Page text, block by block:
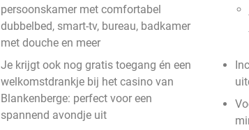
persoonskamer met comfortabel
dubbelbed, smart-tv, bureau, badkamer
met douche en meer
Je krijgt ook nog gratis toegang én een
welkomstdrankje bij het casino van
Blankenberge: perfect voor een
spannend avondje uit